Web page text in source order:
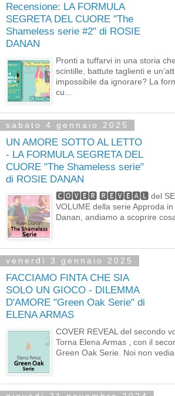
Recensione: LA FORMULA
SEGRETA DEL CUORE "The
Shameless serie #2" di ROSIE
DANAN
Pronti a tuffarvi in una storia
scintille, battute taglienti e
impossibile da ignorare? La
cu...
sabato 4 gennaio 2025
UN AMORE SOTTO AL LETTO
- LA FORMULA SEGRETA DEL
CUORE "The Shameless serie"
di ROSIE DANAN
🅲🅾🆅🅴🆁 🆁🅴🆅🅴🅰🅻 del
VOLUME della serie Approda
Danan, andiamo a scoprire
venerdì 3 gennaio 2025
FACCIAMO FINTA CHE SIA
SOLO UN GIOCO - DILEMMA
D'AMORE "Green Oak Serie" di
ELENA ARMAS
COVER REVEAL del secondo
Torna Elena Armas , con il
Green Oak Serie. Noi non